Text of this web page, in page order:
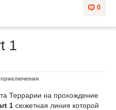
0
1
Террарии на прохождение
1 сюжетная линия которой